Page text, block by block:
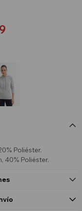
Poliéster.
40% Poliéster.